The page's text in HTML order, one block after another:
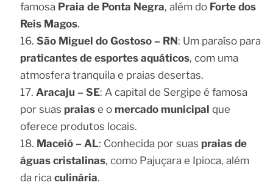
famosa Praia de Ponta Negra, além do Forte dos
Reis Magos.
São Miguel do Gostoso – RN: Um paraíso para
praticantes de esportes aquáticos, com uma
atmosfera tranquila e praias desertas.
Aracaju – SE: A capital de Sergipe é famosa
por suas praiase o mercado municipal que
oferece produtos locais.
Maceió – AL: Conhecida por suas praias de
águas cristalinas, como Pajuçara e Ipioca, além
da rica culinária.